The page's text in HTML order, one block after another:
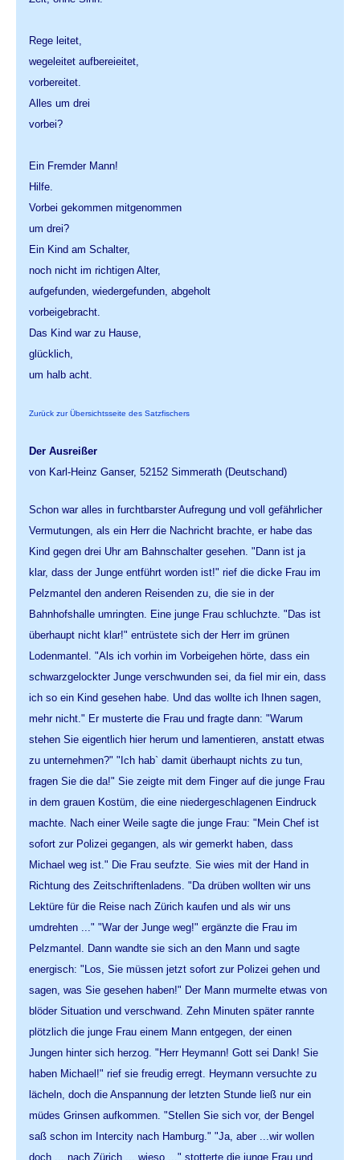
Rege leitet,
wegeleitet aufbereieitet,
vorbereitet.
Alles um drei
vorbei?
Ein Fremder Mann!
Hilfe.
Vorbei gekommen mitgenommen
um drei?
Ein Kind am Schalter,
noch nicht im richtigen Alter,
aufgefunden, wiedergefunden, abgeholt
vorbeigebracht.
Das Kind war zu Hause,
glücklich,
um halb acht.
Zurück zur Übersichtsseite des Satzfischers
Der Ausreißer
von Karl-Heinz Ganser, 52152 Simmerath (Deutschand)
Schon war alles in furchtbarster Aufregung und voll gefährlicher
Vermutungen, als ein Herr die Nachricht brachte, er habe das
Kind gegen drei Uhr am Bahnschalter gesehen. "Dann ist ja
klar, dass der Junge entführt worden ist!" rief die dicke Frau im
Pelzmantel den anderen Reisenden zu, die sie in der
Bahnhofshalle umringten. Eine junge Frau schluchzte. "Das ist
überhaupt nicht klar!" entrüstete sich der Herr im grünen
Lodenmantel. "Als ich vorhin im Vorbeigehen hörte, dass ein
schwarzgelockter Junge verschwunden sei, da fiel mir ein, dass
ich so ein Kind gesehen habe. Und das wollte ich Ihnen sagen,
mehr nicht." Er musterte die Frau und fragte dann: "Warum
stehen Sie eigentlich hier herum und lamentieren, anstatt etwas
zu unternehmen?" "Ich hab` damit überhaupt nichts zu tun,
fragen Sie die da!" Sie zeigte mit dem Finger auf die junge Frau
in dem grauen Kostüm, die eine niedergeschlagenen Eindruck
machte. Nach einer Weile sagte die junge Frau: "Mein Chef ist
sofort zur Polizei gegangen, als wir gemerkt haben, dass
Michael weg ist." Die Frau seufzte. Sie wies mit der Hand in
Richtung des Zeitschriftenladens. "Da drüben wollten wir uns
Lektüre für die Reise nach Zürich kaufen und als wir uns
umdrehten ..." "War der Junge weg!" ergänzte die Frau im
Pelzmantel. Dann wandte sie sich an den Mann und sagte
energisch: "Los, Sie müssen jetzt sofort zur Polizei gehen und
sagen, was Sie gesehen haben!" Der Mann murmelte etwas von
blöder Situation und verschwand. Zehn Minuten später rannte
plötzlich die junge Frau einem Mann entgegen, der einen
Jungen hinter sich herzog. "Herr Heymann! Gott sei Dank! Sie
haben Michael!" rief sie freudig erregt. Heymann versuchte zu
lächeln, doch die Anspannung der letzten Stunde ließ nur ein
müdes Grinsen aufkommen. "Stellen Sie sich vor, der Bengel
saß schon im Intercity nach Hamburg." "Ja, aber ...wir wollen
doch ... nach Zürich ... wieso ..." stotterte die junge Frau und